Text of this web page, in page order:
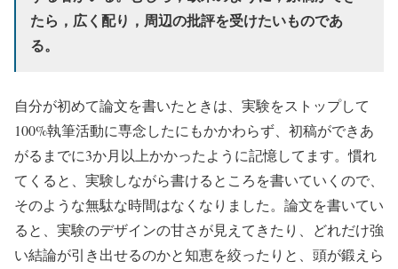
たら，広く配り，周辺の批評を受けたいものであ
る。
自分が初めて論文を書いたときは、実験をストップして
100%執筆活動に専念したにもかかわらず、初稿ができあ
がるまでに3か月以上かかったように記憶してます。慣れ
てくると、実験しながら書けるところを書いていくので、
そのような無駄な時間はなくなりました。論文を書いてい
ると、実験のデザインの甘さが見えてきたり、どれだけ強
い結論が引き出せるのかと知恵を絞ったりと、頭が鍛えら